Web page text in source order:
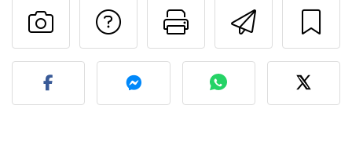
Imprimer
Poser une
Publier votre photo de